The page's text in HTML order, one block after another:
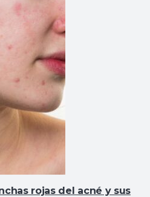
rojas del acné y sus